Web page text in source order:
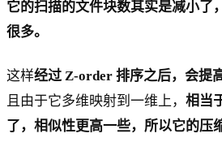
它的扫描的文件块数其实是减小了
很多。
这样经过 Z-order 排序之后，会提
且由于它多维映射到一维上， 相当
了，相似性更高一些，所以它的压